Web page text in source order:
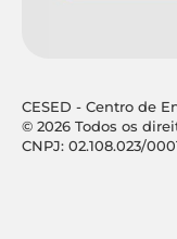
CESED - Centro de
© 2026 Todos os
CNPJ: 02.108.023/